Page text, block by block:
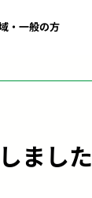
・一般の方
ました